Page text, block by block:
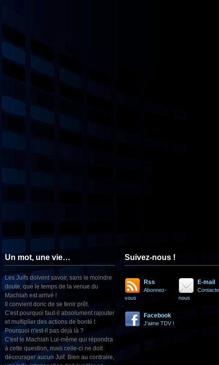
Un mot, une vie…
Les Juifs doivent savoir, sans le moindre
doute, que le temps de la venue du
Machiah est arrivé !
Il convient donc de se tenir prêt.
C'est pourquoi faut-il absolument rajouter
et multiplier des actions de bonté !
Pourquoi n'est-il pas déjà là ?
C'est le Machiah Lui-même qui répondra
à cette question, mais celle-ci ne doit
décourager aucun Juif. Bien au contraire,
Suivez-nous !
Rss
Abonnez-
vous
E-mail
nous
Facebook
J'aime TDV !